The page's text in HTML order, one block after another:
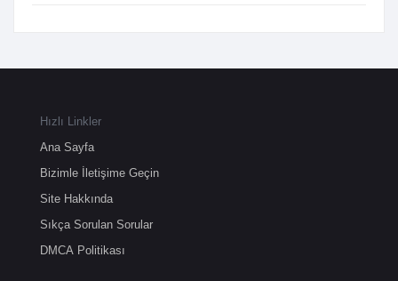
Hızlı Linkler
Ana Sayfa
Bizimle İletişime Geçin
Site Hakkında
Sıkça Sorulan Sorular
DMCA Politikası